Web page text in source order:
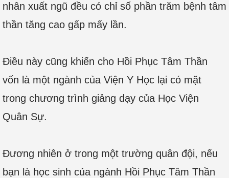
nhân xuất ngũ đều có chỉ số phần trăm bệnh tâm
thần tăng cao gấp mấy lần.
Điều này cũng khiến cho Hồi Phục Tâm Thần
vốn là một ngành của Viện Y Học lại có mặt
trong chương trình giảng dạy của Học Viện
Quân Sự.
Đương nhiên ở trong một trường quân đội, nếu
bạn là học sinh của ngành Hồi Phục Tâm Thần